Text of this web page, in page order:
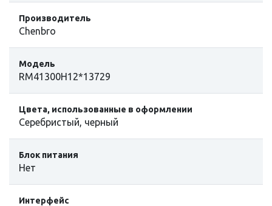
Производитель
Chenbro
Модель
RM41300H12*13729
Цвета, использованные в оформлении
Серебристый, черный
Блок питания
Нет
Интерфейс